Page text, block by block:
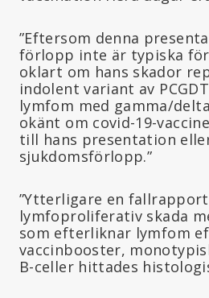
”Eftersom denna
förlopp inte är typiska för
oklart om hans skador
indolent variant av
lymfom med gamma/
okänt om covid-19-
till hans presentation
sjukdomsförlopp.”
”Ytterligare en
lymfoproliferativ skada
som efterliknar lymfom
vaccinbooster,
B-celler hittades